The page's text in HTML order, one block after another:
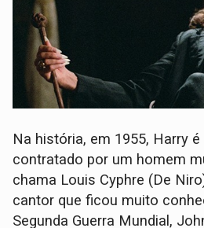
Na história, em 1955, Harry
contratado por um homem
chama Louis Cyphre (De
cantor que ficou muito
Segunda Guerra Mundial,